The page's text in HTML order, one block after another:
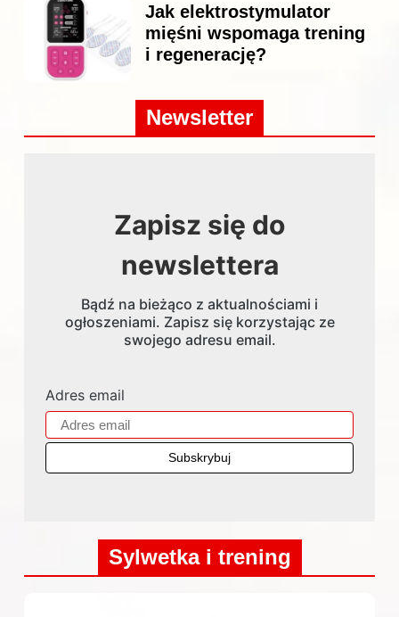
Jak elektrostymulator
mięśni wspomaga trening
i regenerację?
Newsletter
Zapisz się do
newslettera
Bądź na bieżąco z aktualnościami i
ogłoszeniami. Zapisz się korzystając ze
swojego adresu email.
Adres email
Sylwetka i trening